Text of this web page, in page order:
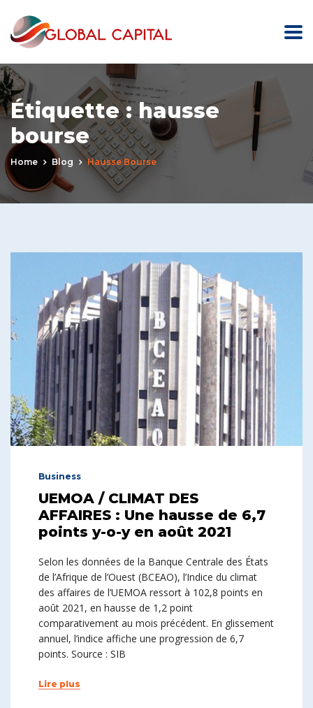
Étiquette :hausse
bourse
Home Blog Hausse Bourse
Business
UEMOA / CLIMAT DES
AFFAIRES : Une hausse de 6,7
points y-o-y en août 2021
Selon les données de la Banque Centrale des États
de l’Afrique de l’Ouest (BCEAO), l’Indice du climat
des affaires de l’UEMOA ressort à 102,8 points en
août 2021, en hausse de 1,2 point
comparativement au mois précédent. En glissement
annuel, l’indice affiche une progression de 6,7
points. Source : SIB
Lire plus